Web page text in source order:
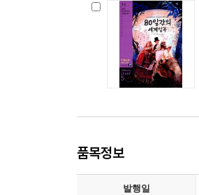
품목정보
발행일